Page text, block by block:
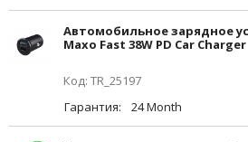
Автомобильное зарядное
Maxo Fast 38W PD Car Charger
Код: TR_25197
Гарантия:
24 Month